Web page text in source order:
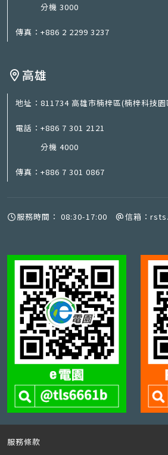
分機 3000
傳真： +886 2 2299 3237
高雄
地址： 811734 高雄市楠梓區(楠梓科技
電話： +886 7 301 2121
分機 4000
傳真： +886 7 301 0867
服務時間： 08:30-17:00 信箱：
服務條款